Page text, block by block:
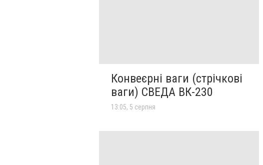
Конвеєрні ваги (стрічкові
ваги) СВЕДА ВК-230
13:05, 5 серпня